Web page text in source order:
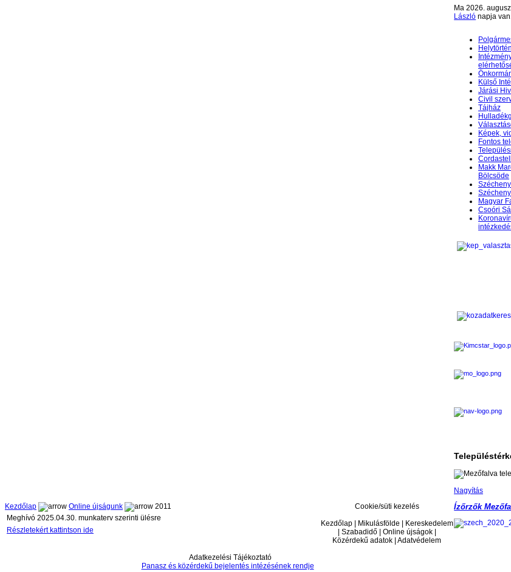
Ma 2026.
László napja
Külső
Járási
Civil
Tájház
Képek,
Fontos
Makk
Bölcsöde
Magyar
Csoóri
Nagyítás
Kezdőlap
Online újságunk
2011
Meghívó 2025.04.30. munkaterv szerinti ülésre
Részletekért kattintson ide
Ízőrzők
Cookie/süti kezelés
Kezdőlap | Mikulásfölde | Kereskedelem
| Szabadidő | Online újságok |
Közérdekű adatok | Adatvédelem
Adatkezelési Tájékoztató
Panasz és közérdekű bejelentés intézésének rendje